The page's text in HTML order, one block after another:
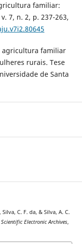
familiar:
7, n. 2, p. 237-263,
agricultura familiar
rurais. Tese
de Santa
C. F. da, & Silva, A. C.
Scientific Electronic Archives,